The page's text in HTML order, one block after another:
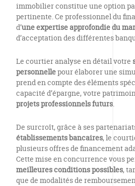
immobilier constitue une option
pertinente. Ce professionnel du
d’une expertise approfondie du
d’acceptation des différentes
Le courtier analyse en détail votre
personnellepour élaborer une
prend en compte des éléments
capacité d’épargne, votre
projets professionnels futurs.
De surcroît, grâce à ses
établissements bancaires, le
plusieurs offres de financement
Cette mise en concurrence vous
meilleures conditions possibles,
que de modalités de